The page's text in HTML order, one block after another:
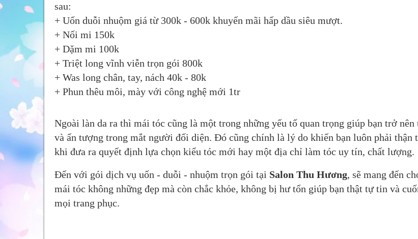
sau:
+ Uốn duỗi nhuộm giá từ 300k - 600k khuyến mãi hấp dầu siêu mượt.
+ Nối mi 150k
+ Dặm mi 100k
+ Triệt long vĩnh viễn trọn gói 800k
+ Was long chân, tay, nách 40k - 80k
+ Phun thêu môi, mày với công nghệ mới 1tr
Ngoài làn da ra thì mái tóc cũng là một trong những yếu tố quan trọng giúp bạn trở nên
và ấn tượng trong mắt người đối diện. Đó cũng chính là lý do khiến bạn luôn phải thận
khi đưa ra quyết định lựa chọn kiểu tóc mới hay một địa chỉ làm tóc uy tín, chất lượng.
Đến với gói dịch vụ uốn - duỗi - nhuộm trọn gói tại Salon Thu Hương, sẽ mang đến
mái tóc không những đẹp mà còn chắc khỏe, không bị hư tổn giúp bạn thật tự tin và
mọi trang phục.